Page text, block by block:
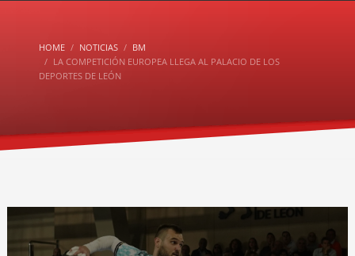
HOME NOTICIAS
BM
LA COMPETICIÓN EUROPEA LLEGA AL PALACIO DE LOS
DEPORTES DE LEÓN